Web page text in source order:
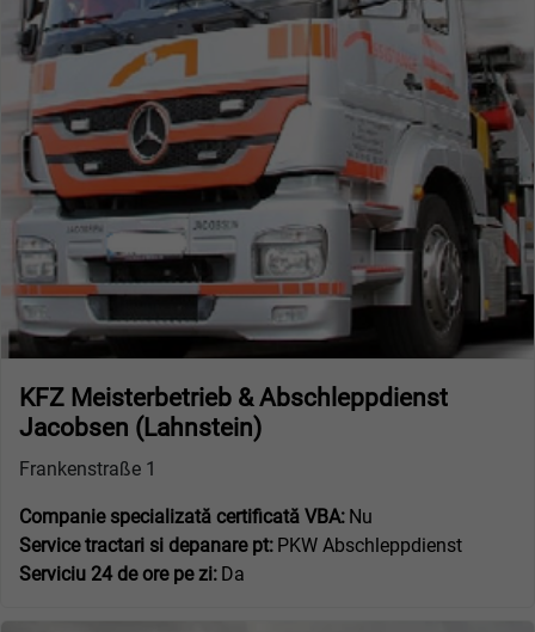
KFZ Meisterbetrieb & Abschleppdienst
Jacobsen (Lahnstein)
Frankenstraße 1
Companie specializată certificată VBA: Nu
Service tractari si depanare pt: PKW Abschleppdienst
Serviciu 24 de ore pe zi: Da